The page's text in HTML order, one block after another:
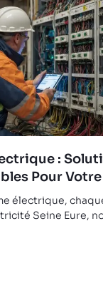
:
Pour
électrique,
Seine Eure,